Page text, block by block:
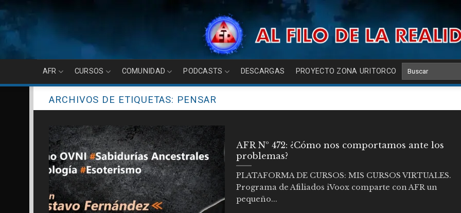
content
AFR CURSOS COMUNIDAD PODCASTS DESCARGAS PROYECTO ZONA URITORCO
ARCHIVOS DE ETIQUETAS: PENSAR
AFR Nº 472: ¿Cómo nos comportamos ante los
problemas?
PLATAFORMA DE CURSOS: MIS CURSOS VIRTUALES.
Programa de Afiliados iVoox comparte con AFR un
pequeño...